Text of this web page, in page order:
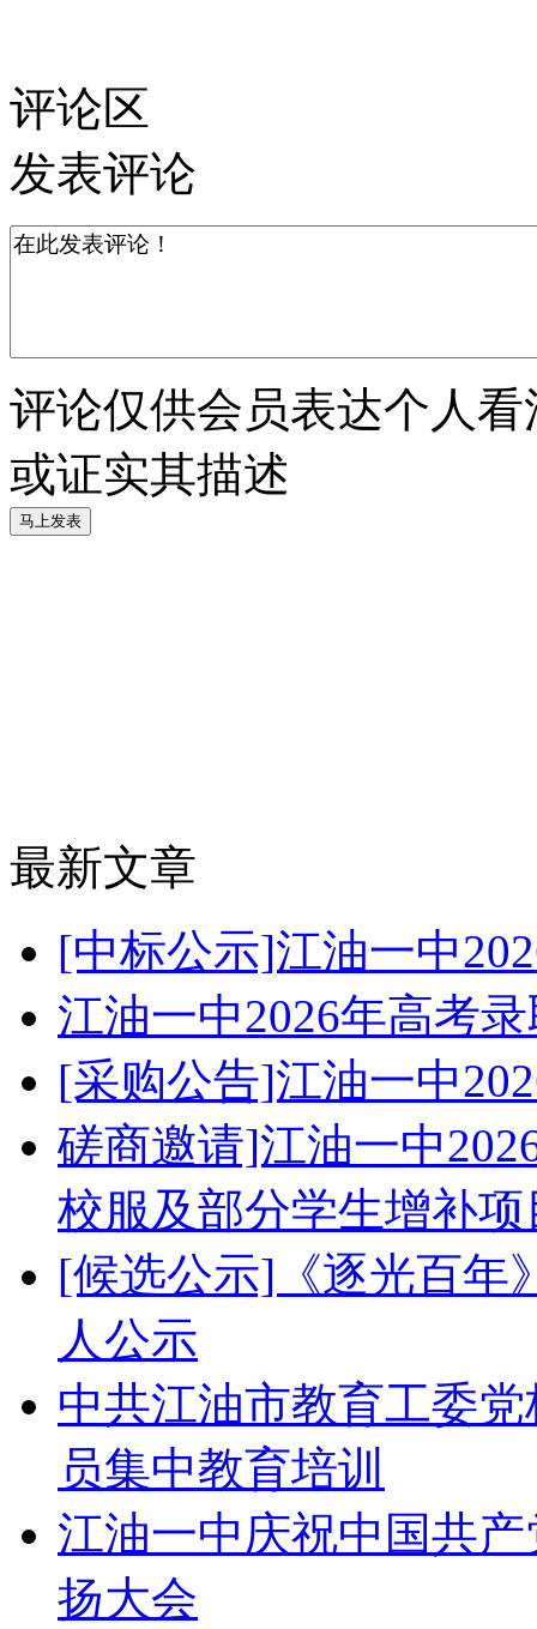
评论区
发表评论
评论仅供会员表达个人
或证实其描述
最新文章
[中标公示]江油一中
江油一中2026年高考
[采购公告]江油一中
磋商邀请]江油一中
校服及部分学生增补项
[候选公示]《逐光百年
人公示
中共江油市教育工委
员集中教育培训
江油一中庆祝中国共
扬大会